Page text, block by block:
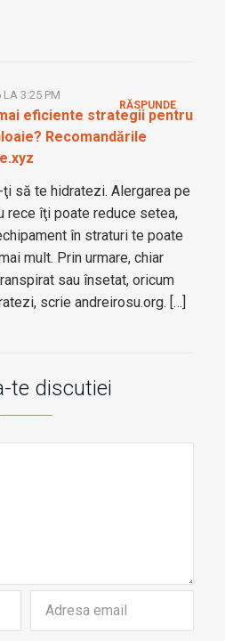
eficiente strategii pentru
Recomandările
LA 3:25 PM
să te hidratezi. Alergarea pe
rece îţi poate reduce setea,
în straturi te poate
mult. Prin urmare, chiar
sau însetat, oricum
scrie andreirosu.org. […]
RĂSPUNDE
te discutiei